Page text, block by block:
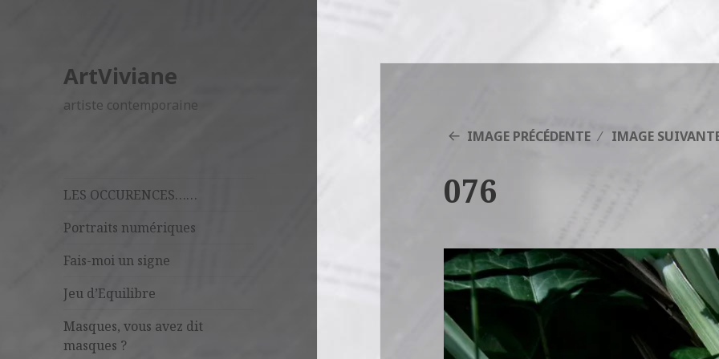
ArtViviane
artiste contemporaine
LES OCCURENCES……
Portraits numériques
Fais-moi un signe
Jeu d’Equilibre
Masques, vous avez dit
masques ?
IMAGE PRÉCÉDENTE IMAGE
076